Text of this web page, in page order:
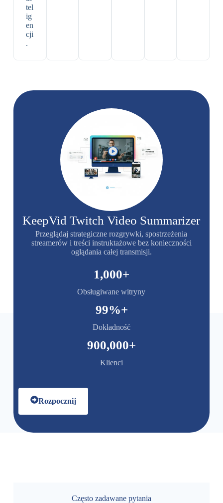
tel
ig
en
cji
.
KeepVid Twitch Video Summarizer
Przeglądaj strategiczne rozgrywki, spostrzeżenia
streamerów i treści instruktażowe bez konieczności
oglądania całej transmisji.
Obsługiwane witryny
1,000+
Dokładność
99%+
Klienci
900,000+
Rozpocznij
Często zadawane pytania